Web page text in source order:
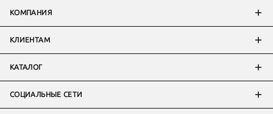
КОМПАНИЯ
КЛИЕНТАМ
КАТАЛОГ
СОЦИАЛЬНЫЕ СЕТИ